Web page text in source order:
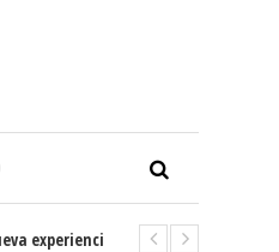
experiencia internacional en